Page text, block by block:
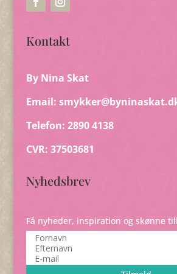
Kontakt
By Nina Skat
Email:
Telefon: 2890 4138
CVR: 37503681
Nyhedsbrev
Få nyheder, inspiration og skønne